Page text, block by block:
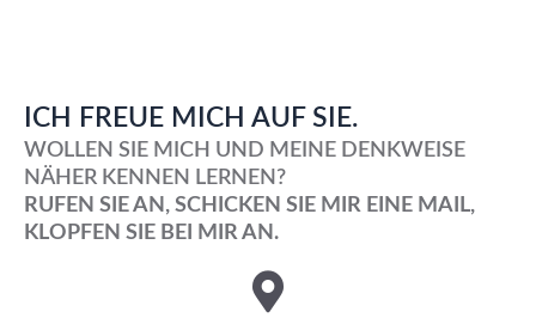
ICH FREUE MICH AUF SIE.
WOLLEN SIE MICH UND MEINE DENKWEISE
NÄHER KENNEN LERNEN?
RUFEN SIE AN, SCHICKEN SIE MIR EINE MAIL,
KLOPFEN SIE BEI MIR AN.